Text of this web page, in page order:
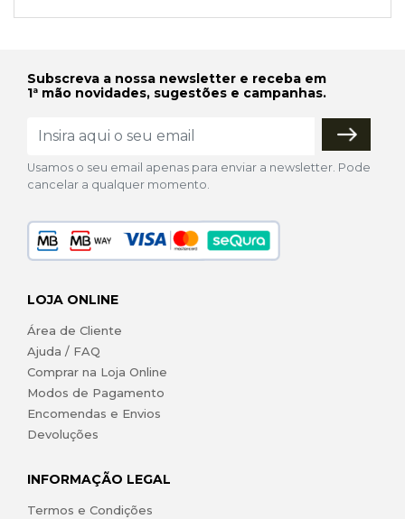
Subscreva a nossa newsletter e receba em
1ª mão novidades, sugestões e campanhas.
Usamos o seu email apenas para enviar a newsletter. Pode
cancelar a qualquer momento.
LOJA ONLINE
Área de Cliente
Ajuda / FAQ
Comprar na Loja Online
Modos de Pagamento
Encomendas e Envios
Devoluções
INFORMAÇÃO LEGAL
Termos e Condições